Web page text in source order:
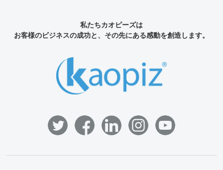
私たちカオピーズは
お客様のビジネスの成功と、その先にある感動を創造します。